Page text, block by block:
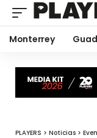
Monterrey
PLAYERS > Noticias >